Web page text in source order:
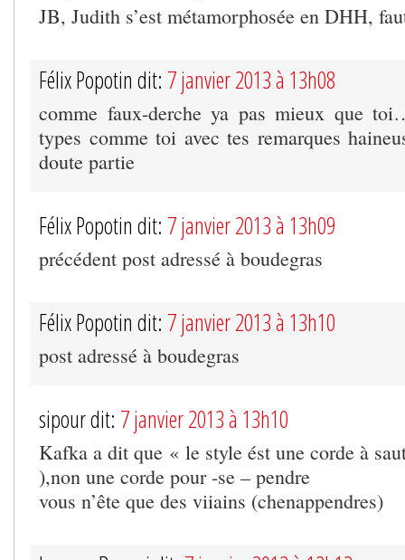
JB, Judith s’est métamorphosée en DHH,
Félix Popotin dit: 7 janvier 2013 à 13h08
comme faux-derche ya pas mieux que
types comme toi avec tes remarques
doute partie
Félix Popotin dit: 7 janvier 2013 à 13h09
précédent post adressé à boudegras
Félix Popotin dit: 7 janvier 2013 à 13h10
post adressé à boudegras
sipour dit: 7 janvier 2013 à 13h10
Kafka a dit que « le style ést une corde à
),non une corde pour -se – pendre
vous n’ête que des viiains (chenappendres)